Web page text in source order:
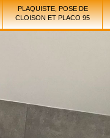
PLAQUISTE, POSE DE
CLOISON ET PLACO 95